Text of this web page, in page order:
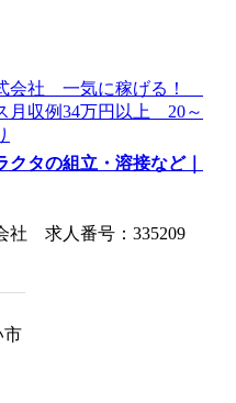
タの組立・溶接など｜
社 求人番号：335209
市